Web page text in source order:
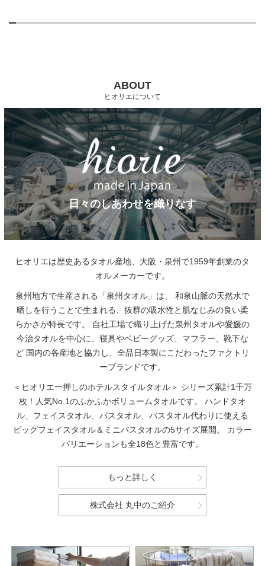
ABOUT
ヒオリエについて
日々のしあわせを織りなす
ヒオリエは歴史あるタオル産地、大阪・泉州で1959年創業のタ
オルメーカーです。
泉州地方で生産される「泉州タオル」は、
和泉山脈の天然水で
晒しを行うことで生まれる、抜群の吸水性と肌なじみの良い柔
らかさが特長です。
自社工場で織り上げた泉州タオルや愛媛の
今治タオルを中心に、寝具やベビーグッズ、マフラー、靴下な
ど 国内の各産地と協力し、全品日本製にこだわったファクトリ
ーブランドです。
＜ヒオリエ一押しのホテルスタイルタオル＞ シリーズ累計1千万
枚！人気No.1のふかふかボリュームタオルです。
ハンドタオ
ル、フェイスタオル、バスタオル、バスタオル代わりに使える
ビッグフェイスタオル＆ミニバスタオルの5サイズ展開。
カラー
バリエーションも全18色と豊富です。
もっと詳しく
株式会社 丸中のご紹介